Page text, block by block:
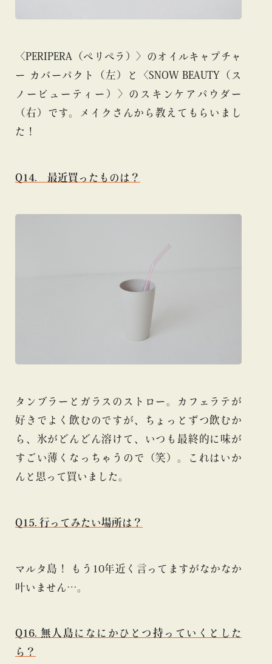
〈PERIPERA（ペリペラ）〉のオイルキャプチャ
ー カバーパクト（左）と〈SNOW BEAUTY（ス
ノービューティー）〉のスキンケアパウダー
（右）です。メイクさんから教えてもらいまし
た！
Q14. 最近買ったものは？
タンブラーとガラスのストロー。カフェラテが
好きでよく飲むのですが、ちょっとずつ飲むか
ら、氷がどんどん溶けて、いつも最終的に味が
すごい薄くなっちゃうので（笑）。これはいか
んと思って買いました。
Q15. 行ってみたい場所は？
マルタ島！ もう10年近く言ってますがなかなか
叶いません…。
Q16. 無人島になにかひとつ持っていくとした
ら？